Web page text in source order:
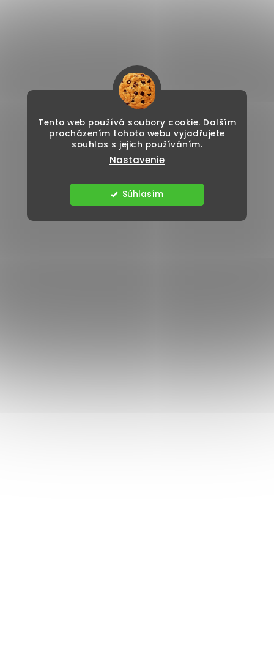
Tento web používá soubory cookie. Dalším
procházením tohoto webu vyjadřujete
souhlas s jejich používáním.
Nastavenie
Súhlasím